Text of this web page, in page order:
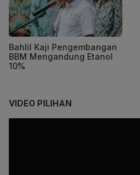
Bahlil Kaji Pengembangan
BBM Mengandung Etanol
10%
VIDEO PILIHAN